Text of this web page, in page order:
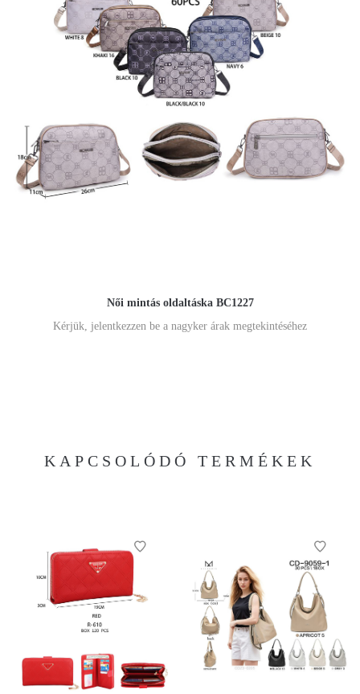
Női mintás oldaltáska BC1227
Kérjük, jelentkezzen be a nagyker árak megtekintéséhez
KAPCSOLÓDÓ TERMÉKEK